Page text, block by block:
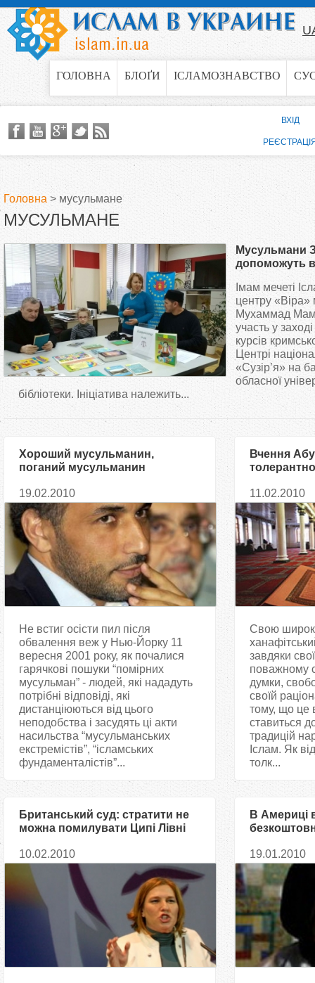
Jump to navigation
ГОЛОВНА БЛОҐИ ІСЛАМОЗНАВСТВО
В
и
є
т
у
Головна > мусульмане
МУСУЛЬМАНЕ
Мусульмани
допоможуть
Імам мечеті
центру
Мухаммад
участь у
курсів
Центрі
«Сузір’я» на
обласної
бібліотеки. Ініціатива належить...
Хороший мусульманин,
поганий мусульманин
19.02.2010
Не встиг осісти пил після
обвалення веж у Нью-Йорку 11
вересня 2001 року, як почалися
гарячкові пошуки “помірних
мусульман” - людей, які нададуть
потрібні відповіді, які
дистанціюються від цього
неподобства і засудять ці акти
насильства “мусульманських
екстремістів”, “ісламських
фундаменталістів”...
Вчення
суспільстві
11.02.2010
Свою
завдяки
поважному
думки,
своїй
тому, що це
ставиться
традицій
Іслам. Як
толк...
Британський суд: стратити не
можна помилувати Ципі Лівні
10.02.2010
В Америці
19.01.2010
ВХІД